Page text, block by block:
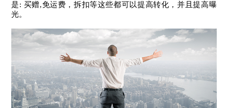
是: 买赠,免运费，拆扣等这些都可以提高转化，并且提高曝
光。